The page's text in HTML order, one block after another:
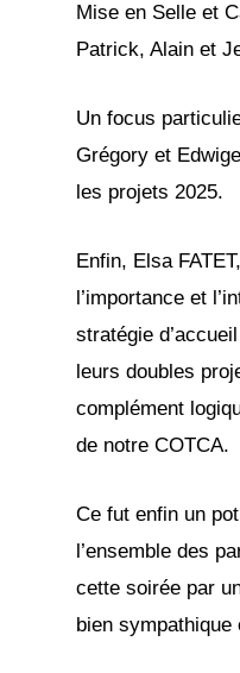
Mise en Selle et
Patrick, Alain et
Un focus
Grégory et
les projets 2025.
Enfin, Elsa
l’importance et
stratégie
leurs doubles
complément
de notre COTCA.
Ce fut enfin un
l’ensemble des
cette soirée par
bien sympathique